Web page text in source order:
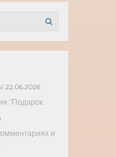
22.06.2026
“Подарок
и